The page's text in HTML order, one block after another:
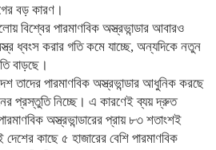
বড় কারণ।
বিশ্বের পারমাণবিক অস্ত্রভান্ডার আবারও
ধ্বংস করার গতি কমে যাচ্ছে, অন্যদিকে নতুন
বাড়ছে।
তাদের পারমাণবিক অস্ত্রভান্ডার আধুনিক করছে
প্রস্তুতি নিচ্ছে। এ কারণেই ব্যয় দ্রুত
অস্ত্রভান্ডারের প্রায় ৮৩ শতাংশই
কাছে ৫ হাজারের বেশি পারমাণবিক